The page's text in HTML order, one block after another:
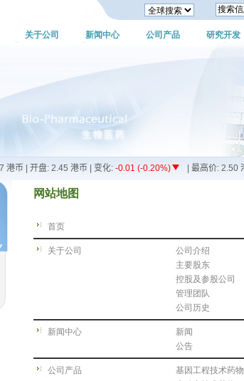
关于公司 新闻中心 公司产品 研究开发
网站地图
首页
关于公司
公司介绍
主要股东
控股及参股公司
管理团队
公司历史
新闻中心
新闻
公告
公司产品
基因工程技术药物